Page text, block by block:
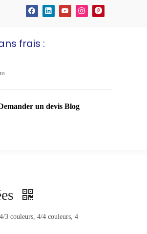
frais :
un devis Blog
3 couleurs, 4/4 couleurs, 4